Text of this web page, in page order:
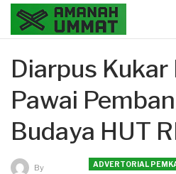
Diarpus
Pawai
Budaya HUT
ADVERTORIAL
By